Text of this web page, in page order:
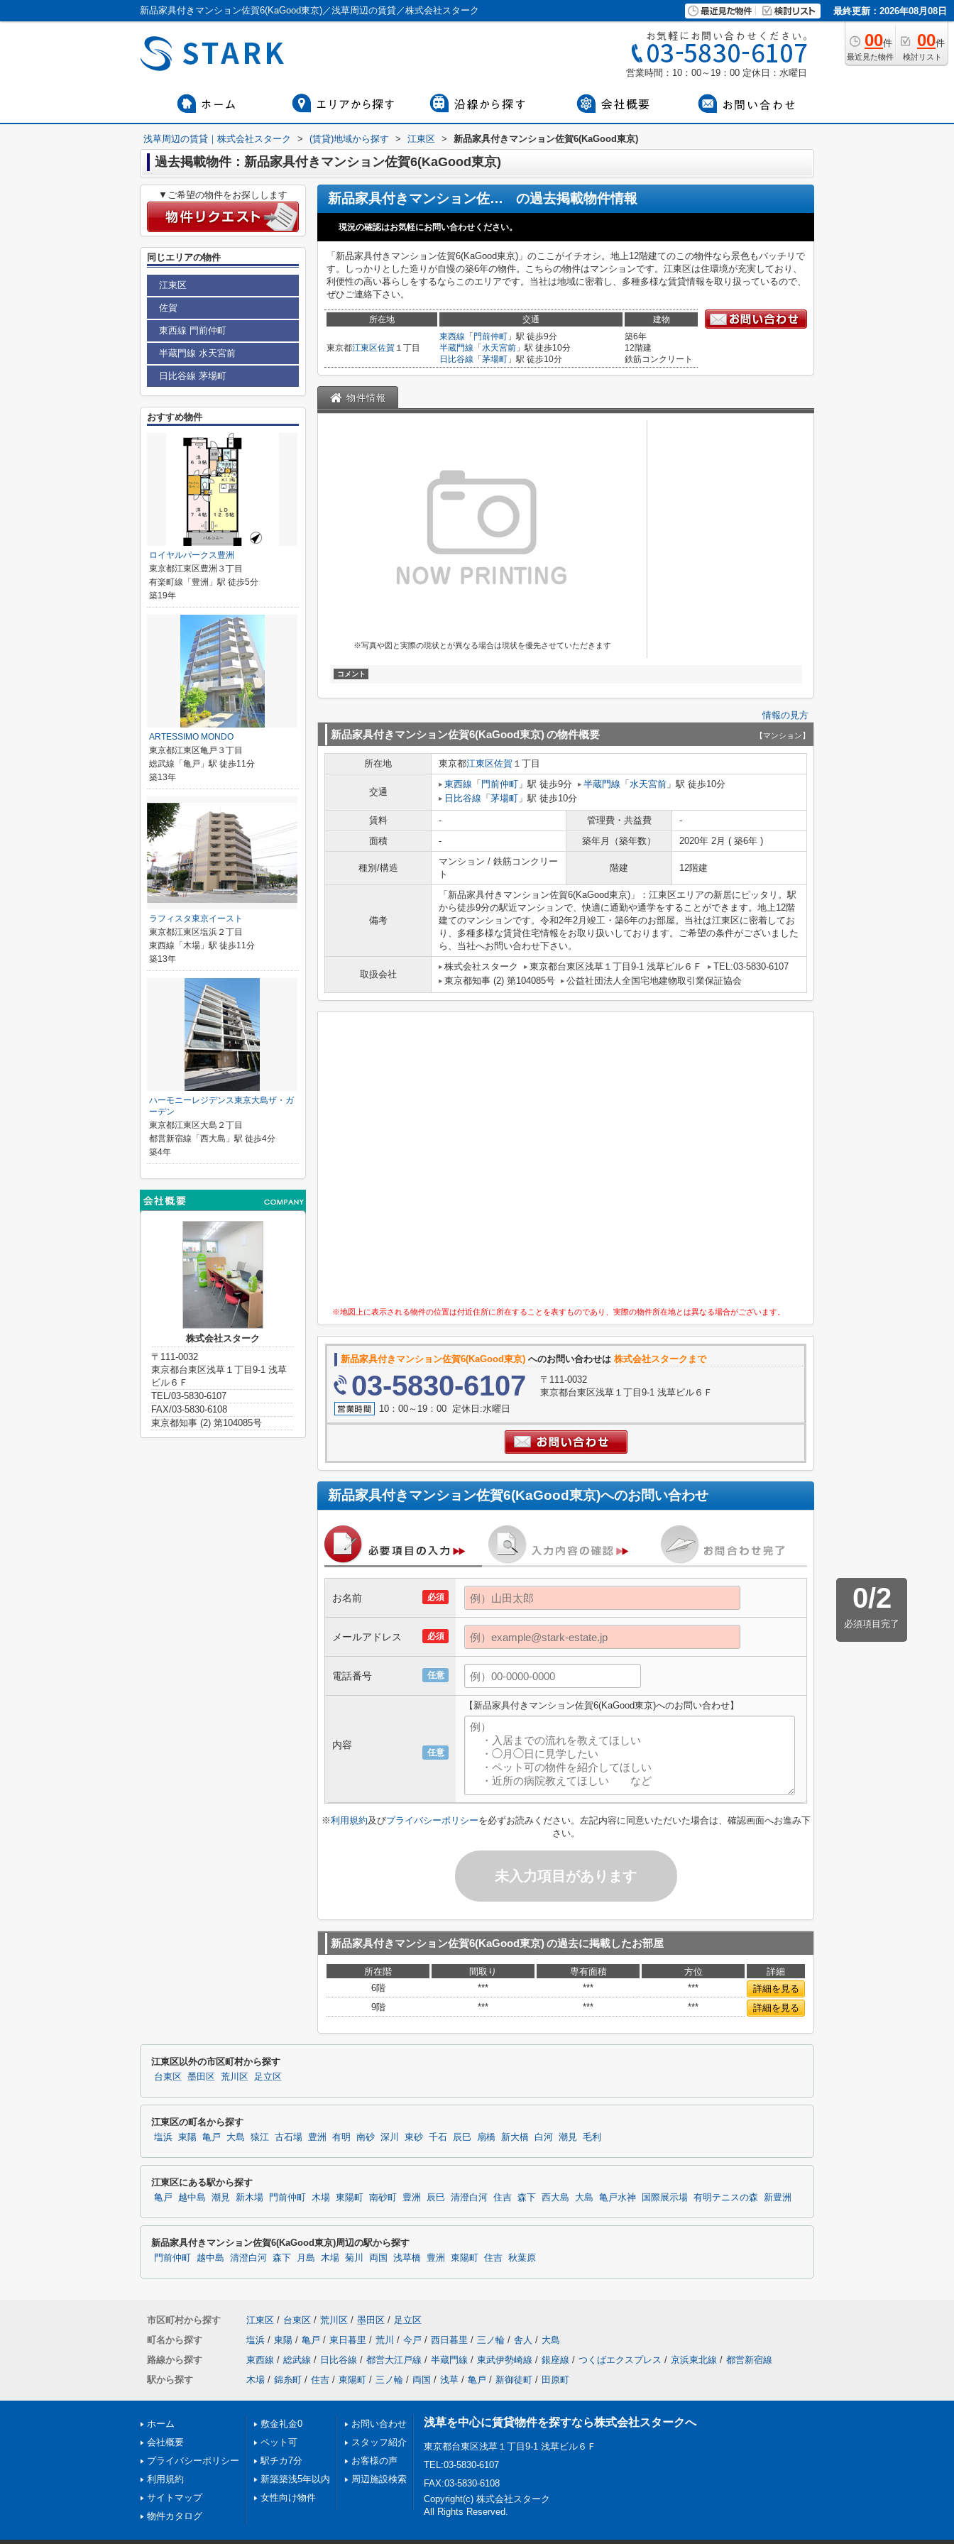
新品家具付きマンション佐賀6(KaGood東京)／浅草周辺の賃貸／株式会社スターク 最終更新：2026年08月08日
00件
最近見た物件
00件
検討リスト
営業時間：10：00～19：00 定休日：水曜日
浅草周辺の賃貸｜株式会社スターク > (賃貸)地域から探す > 江東区 > 新品家具付きマンション佐賀6(KaGood東京)
過去掲載物件：新品家具付きマンション佐賀6(KaGood東京)
新品家具付きマンション佐賀6(KaGood東京) の過去掲載物件情報
現況の確認はお気軽にお問い合わせください。
「新品家具付きマンション佐賀6(KaGood東京)」のここがイチオシ。地上12階建てのこの物件なら景色もバッチリで
す。しっかりとした造りが自慢の築6年の物件。こちらの物件はマンションです。江東区は住環境が充実しており、
利便性の高い暮らしをするならこのエリアです。当社は地域に密着し、多種多様な賃貸情報を取り扱っているので、
ぜひご連絡下さい。
所在地 交通 建物
東京都江東区佐賀 １丁目
東西線 「 門前仲町 」駅 徒歩9分
半蔵門線 「 水天宮前 」駅 徒歩10分
日比谷線 「 茅場町 」駅 徒歩10分
築6年
12階建
鉄筋コンクリート
物件情報
※写真や図と実際の現状とが異なる場合は現状を優先させていただきます
コメント
情報の見方
新品家具付きマンション佐賀6(KaGood東京)の物件概要 【マンション】
所在地 東京都江東区佐賀 １丁目
交通
東西線 「 門前仲町 」駅 徒歩9分 半蔵門線 「 水天宮前 」駅 徒歩10分
日比谷線 「 茅場町 」駅 徒歩10分
賃料 - 管理費・共益費
-
面積
- 築年月（築年数） 2020年 2月 ( 築6年 )
種別/構造
マンション / 鉄筋コンクリー
ト
階建 12階建
備考
「新品家具付きマンション佐賀6(KaGood東京)」：江東区エリアの新居にピッタリ。駅
から徒歩9分の駅近マンションで、快適に通勤や通学をすることができます。地上12階
建てのマンションです。令和2年2月竣工・築6年のお部屋。当社は江東区に密着してお
り、多種多様な賃貸住宅情報をお取り扱いしております。ご希望の条件がございました
ら、当社へお問い合わせ下さい。
取扱会社
株式会社スターク 東京都台東区浅草１丁目9-1 浅草ビル６Ｆ
TEL:03-5830-6107
東京都知事 (2) 第104085号
公益社団法人全国宅地建物取引業保証協会
※地図上に表示される物件の位置は付近住所に所在することを表すものであり、実際の物件所在地とは異なる場合がございます。
新品家具付きマンション佐賀6(KaGood東京) へのお問い合わせは 株式会社スタークまで
03-5830-6107
〒111-0032
東京都台東区浅草１丁目9-1 浅草ビル６Ｆ
10：00～19：00 定休日:水曜日
新品家具付きマンション佐賀6(KaGood東京)へのお問い合わせ
0/2
必須項目完了
必須
お名前
必須
メールアドレス
任意
電話番号
任意
内容
【新品家具付きマンション佐賀6(KaGood東京)へのお問い合わせ】
※利用規約及びプライバシーポリシーを必ずお読みください。左記内容に同意いただいた場合は、確認画面へお進み下
さい。
未入力項目があります
新品家具付きマンション佐賀6(KaGood東京)の過去に掲載したお部屋
所在階 間取り 専有面積 方位
詳細
6階
*** *** ***
詳細を見る
9階
*** *** *** 詳細を見る
▼ご希望の物件をお探しします
同じエリアの物件
江東区
佐賀
東西線 門前仲町
半蔵門線 水天宮前
日比谷線 茅場町
おすすめ物件
ロイヤルパークス豊洲
東京都江東区豊洲３丁目
有楽町線「豊洲」駅 徒歩5分
築19年
ARTESSIMO MONDO
東京都江東区亀戸３丁目
総武線「亀戸」駅 徒歩11分
築13年
ラフィスタ東京イースト
東京都江東区塩浜２丁目
東西線「木場」駅 徒歩11分
築13年
ハーモニーレジデンス東京大島ザ・ガ
ーデン
東京都江東区大島２丁目
都営新宿線「西大島」駅 徒歩4分
築4年
株式会社スターク
〒111-0032
東京都台東区浅草１丁目9-1 浅草
ビル６Ｆ
TEL/03-5830-6107
FAX/03-5830-6108
東京都知事 (2) 第104085号
江東区以外の市区町村から探す
台東区 墨田区 荒川区 足立区
江東区の町名から探す
塩浜 東陽 亀戸 大島 猿江 古石場 豊洲 有明 南砂 深川 東砂 千石 辰巳 扇橋 新大橋 白河 潮見 毛利
江東区にある駅から探す
亀戸 越中島 潮見 新木場 門前仲町 木場 東陽町 南砂町 豊洲 辰巳 清澄白河 住吉 森下 西大島 大島 亀戸水神 国際展示場 有明テニスの森 新豊洲
新品家具付きマンション佐賀6(KaGood東京)周辺の駅から探す
門前仲町 越中島 清澄白河 森下 月島 木場 菊川 両国 浅草橋 豊洲 東陽町 住吉 秋葉原
市区町村から探す 江東区 / 台東区 / 荒川区 / 墨田区 / 足立区
町名から探す
塩浜 / 東陽 / 亀戸 / 東日暮里 / 荒川 / 今戸 / 西日暮里 / 三ノ輪 / 舎人 / 大島
路線から探す
東西線 / 総武線 / 日比谷線 / 都営大江戸線 / 半蔵門線 / 東武伊勢崎線 / 銀座線 / つくばエクスプレス / 京浜東北線 / 都営新宿線
駅から探す
木場 / 錦糸町 / 住吉 / 東陽町 / 三ノ輪 / 両国 / 浅草 / 亀戸 / 新御徒町 / 田原町
ホーム
会社概要
プライバシーポリシー
利用規約
サイトマップ
物件カタログ
敷金礼金0
ペット可
駅チカ7分
新築築浅5年以内
女性向け物件
お問い合わせ
スタッフ紹介
お客様の声
周辺施設検索
浅草を中心に賃貸物件を探すなら株式会社スタークへ
東京都台東区浅草１丁目9-1 浅草ビル６Ｆ
TEL:03-5830-6107
FAX:03-5830-6108
Copyright(c) 株式会社スターク
All Rights Reserved.